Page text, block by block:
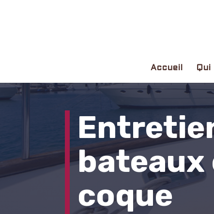
Accueil Qui
bateaux
coque